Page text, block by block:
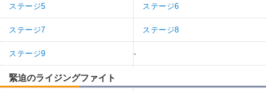
ステージ5 ステージ6
ステージ7 ステージ8
ステージ9 -
緊迫のライジングファイト